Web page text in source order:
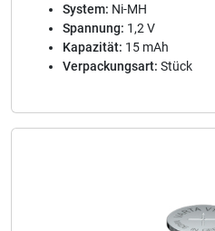
System: Ni-MH
Spannung: 1,2 V
Kapazität: 15 mAh
Verpackungsart: Stück